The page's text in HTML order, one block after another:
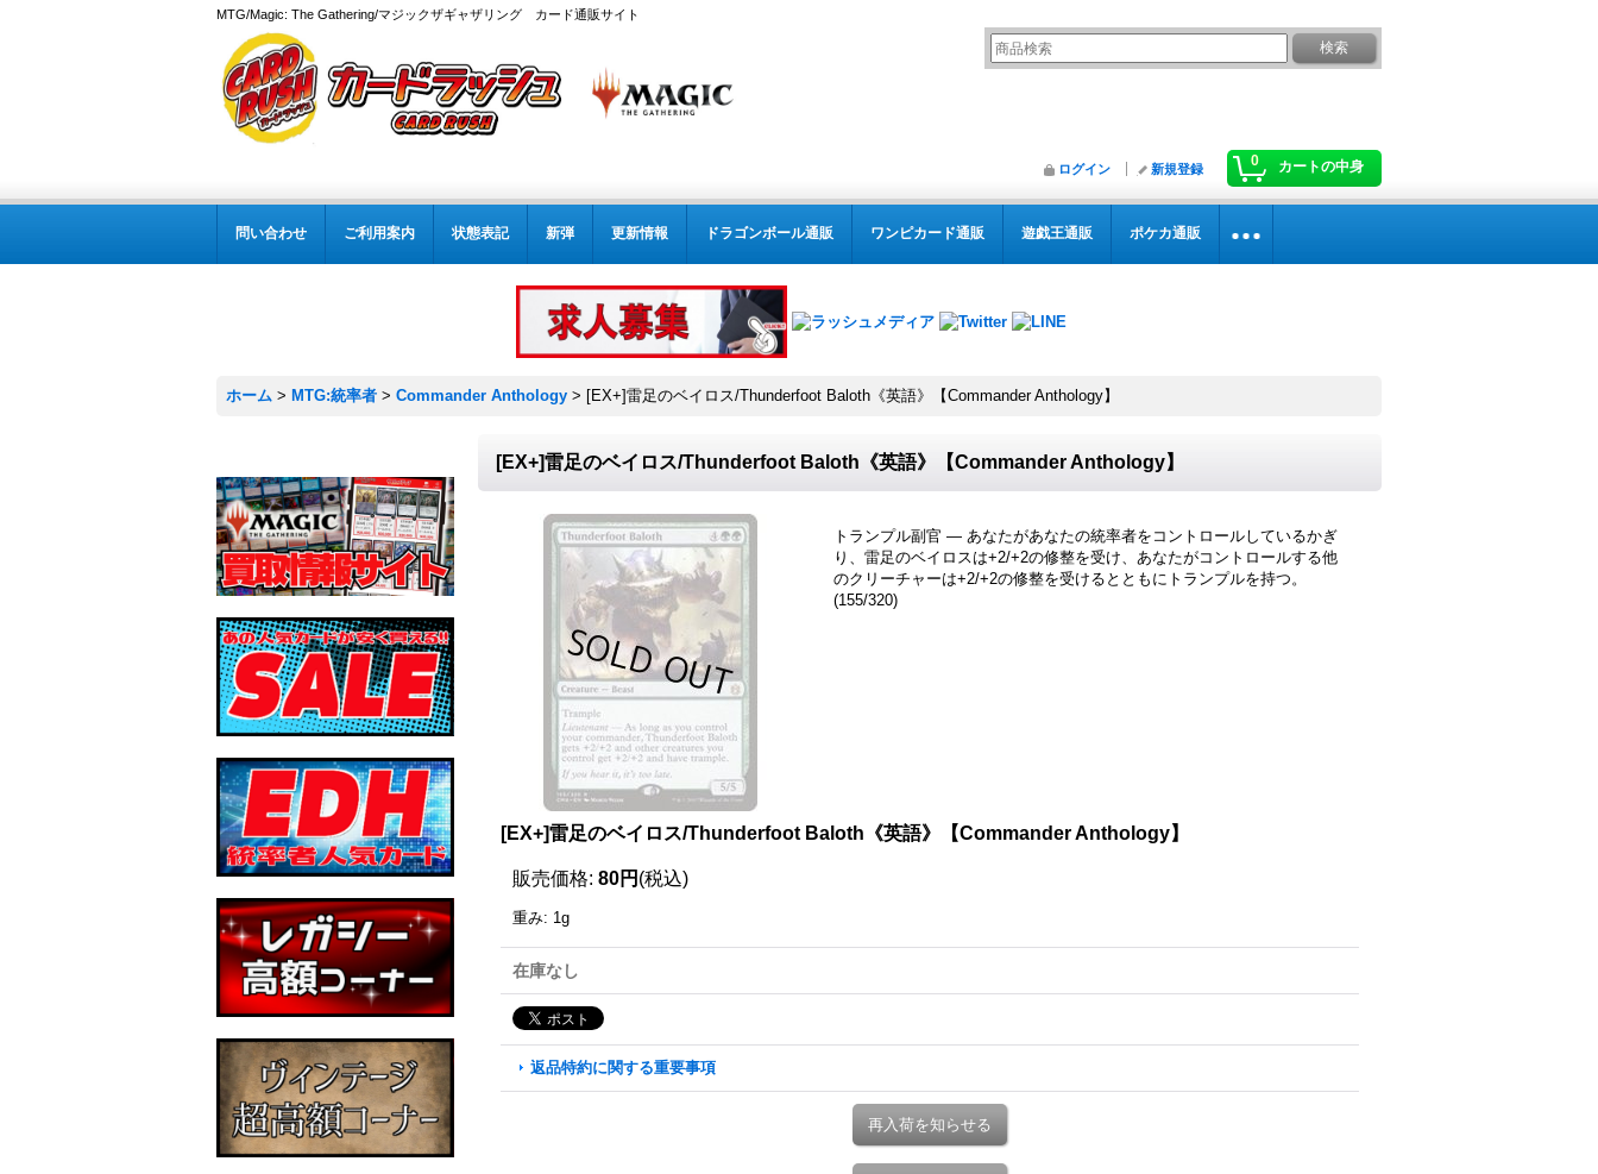
MTG/Magic: The Gathering/マジックザギャザリング カード通販サイト
0 カートの中身
ログイン 新規登録
問い合わせ ご利用案内 状態表記 新弾 更新情報 ドラゴンボール通販 ワンピカード通販 遊戯王通販 ポケカ通販
ホーム > MTG:統率者 > Commander Anthology > [EX+]雷足のベイロス/Thunderfoot Baloth《英語》【Commander Anthology】
[EX+]雷足のベイロス/Thunderfoot Baloth《英語》【Commander Anthology】
トランプル副官 ― あなたがあなたの統率者をコントロールしているかぎ
り、雷足のベイロスは+2/+2の修整を受け、あなたがコントロールする他
のクリーチャーは+2/+2の修整を受けるとともにトランプルを持つ。
(155/320)
[EX+]雷足のベイロス/Thunderfoot Baloth《英語》【Commander Anthology】
販売価格: 80円 (税込)
重み: 1g
在庫なし
返品特約に関する重要事項
再入荷を知らせる